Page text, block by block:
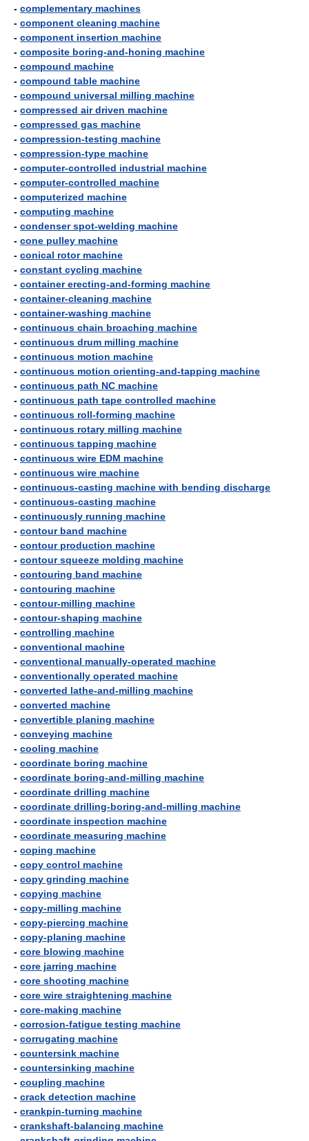
- complementary machines
- component cleaning machine
- component insertion machine
- composite boring-and-honing machine
- compound machine
- compound table machine
- compound universal milling machine
- compressed air driven machine
- compressed gas machine
- compression-testing machine
- compression-type machine
- computer-controlled industrial machine
- computer-controlled machine
- computerized machine
- computing machine
- condenser spot-welding machine
- cone pulley machine
- conical rotor machine
- constant cycling machine
- container erecting-and-forming machine
- container-cleaning machine
- container-washing machine
- continuous chain broaching machine
- continuous drum milling machine
- continuous motion machine
- continuous motion orienting-and-tapping machine
- continuous path NC machine
- continuous path tape controlled machine
- continuous roll-forming machine
- continuous rotary milling machine
- continuous tapping machine
- continuous wire EDM machine
- continuous wire machine
- continuous-casting machine with bending discharge
- continuous-casting machine
- continuously running machine
- contour band machine
- contour production machine
- contour squeeze molding machine
- contouring band machine
- contouring machine
- contour-milling machine
- contour-shaping machine
- controlling machine
- conventional machine
- conventional manually-operated machine
- conventionally operated machine
- converted lathe-and-milling machine
- converted machine
- convertible planing machine
- conveying machine
- cooling machine
- coordinate boring machine
- coordinate boring-and-milling machine
- coordinate drilling machine
- coordinate drilling-boring-and-milling machine
- coordinate inspection machine
- coordinate measuring machine
- coping machine
- copy control machine
- copy grinding machine
- copying machine
- copy-milling machine
- copy-piercing machine
- copy-planing machine
- core blowing machine
- core jarring machine
- core shooting machine
- core wire straightening machine
- core-making machine
- corrosion-fatigue testing machine
- corrugating machine
- countersink machine
- countersinking machine
- coupling machine
- crack detection machine
- crankpin-turning machine
- crankshaft-balancing machine